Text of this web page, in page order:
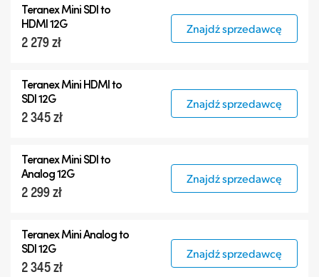
Teranex Mini SDI to
HDMI 12G
2 279 zł
Znajdź sprzedawcę
Teranex Mini HDMI to
SDI 12G
2 345 zł
Znajdź sprzedawcę
Teranex Mini SDI to
Analog 12G
2 299 zł
Znajdź sprzedawcę
Teranex Mini Analog to
SDI 12G
2 345 zł
Znajdź sprzedawcę